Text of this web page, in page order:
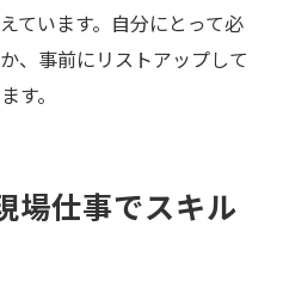
ています。自分にとって必
、事前にリストアップして
す。
場仕事でスキル